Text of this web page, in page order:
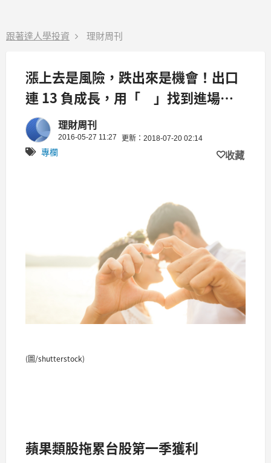
跟著達人學投資 理財周刊
漲上去是風險，跌出來是機會！出口
連 13 負成長，用「 」找到進場價
位....
理財周刊
2016-05-27 11:27 更新：2018-07-20 02:14
專欄 收藏
(圖/shutterstock)
蘋果類股拖累台股第一季獲利